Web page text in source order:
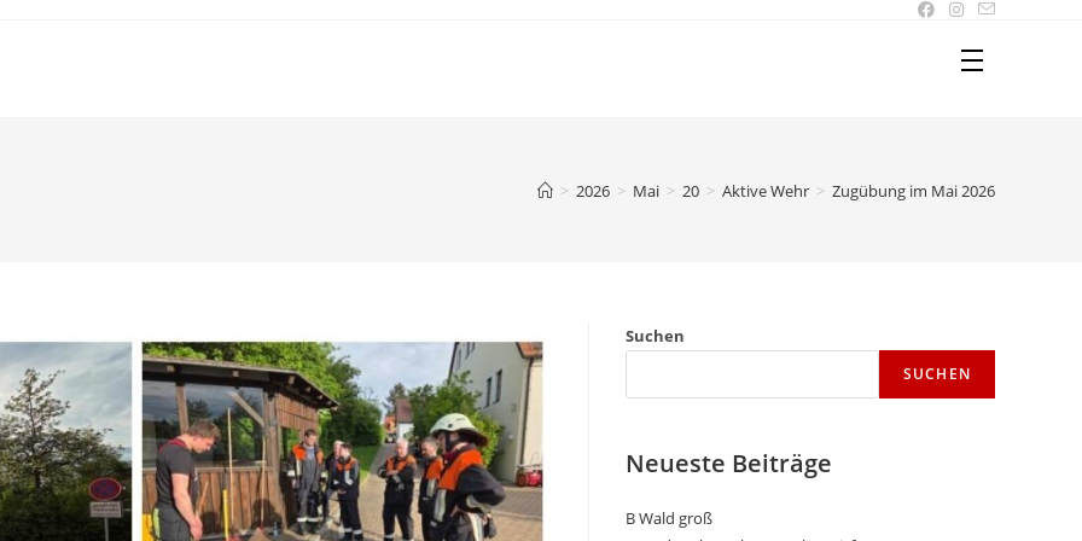
> 2026 > Mai > 20 > Aktive Wehr > Zugübung im Mai 2026
Suchen
SUCHEN
Neueste Beiträge
B Wald groß